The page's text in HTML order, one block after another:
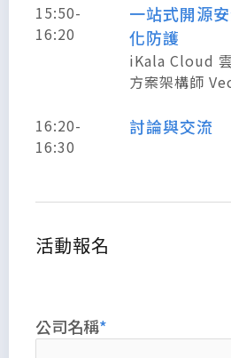
15:50-
16:20
一站式開源
化防護
iKala Cloud
方案架構師
16:20-
16:30
討論與交流
活動報名
公司名稱